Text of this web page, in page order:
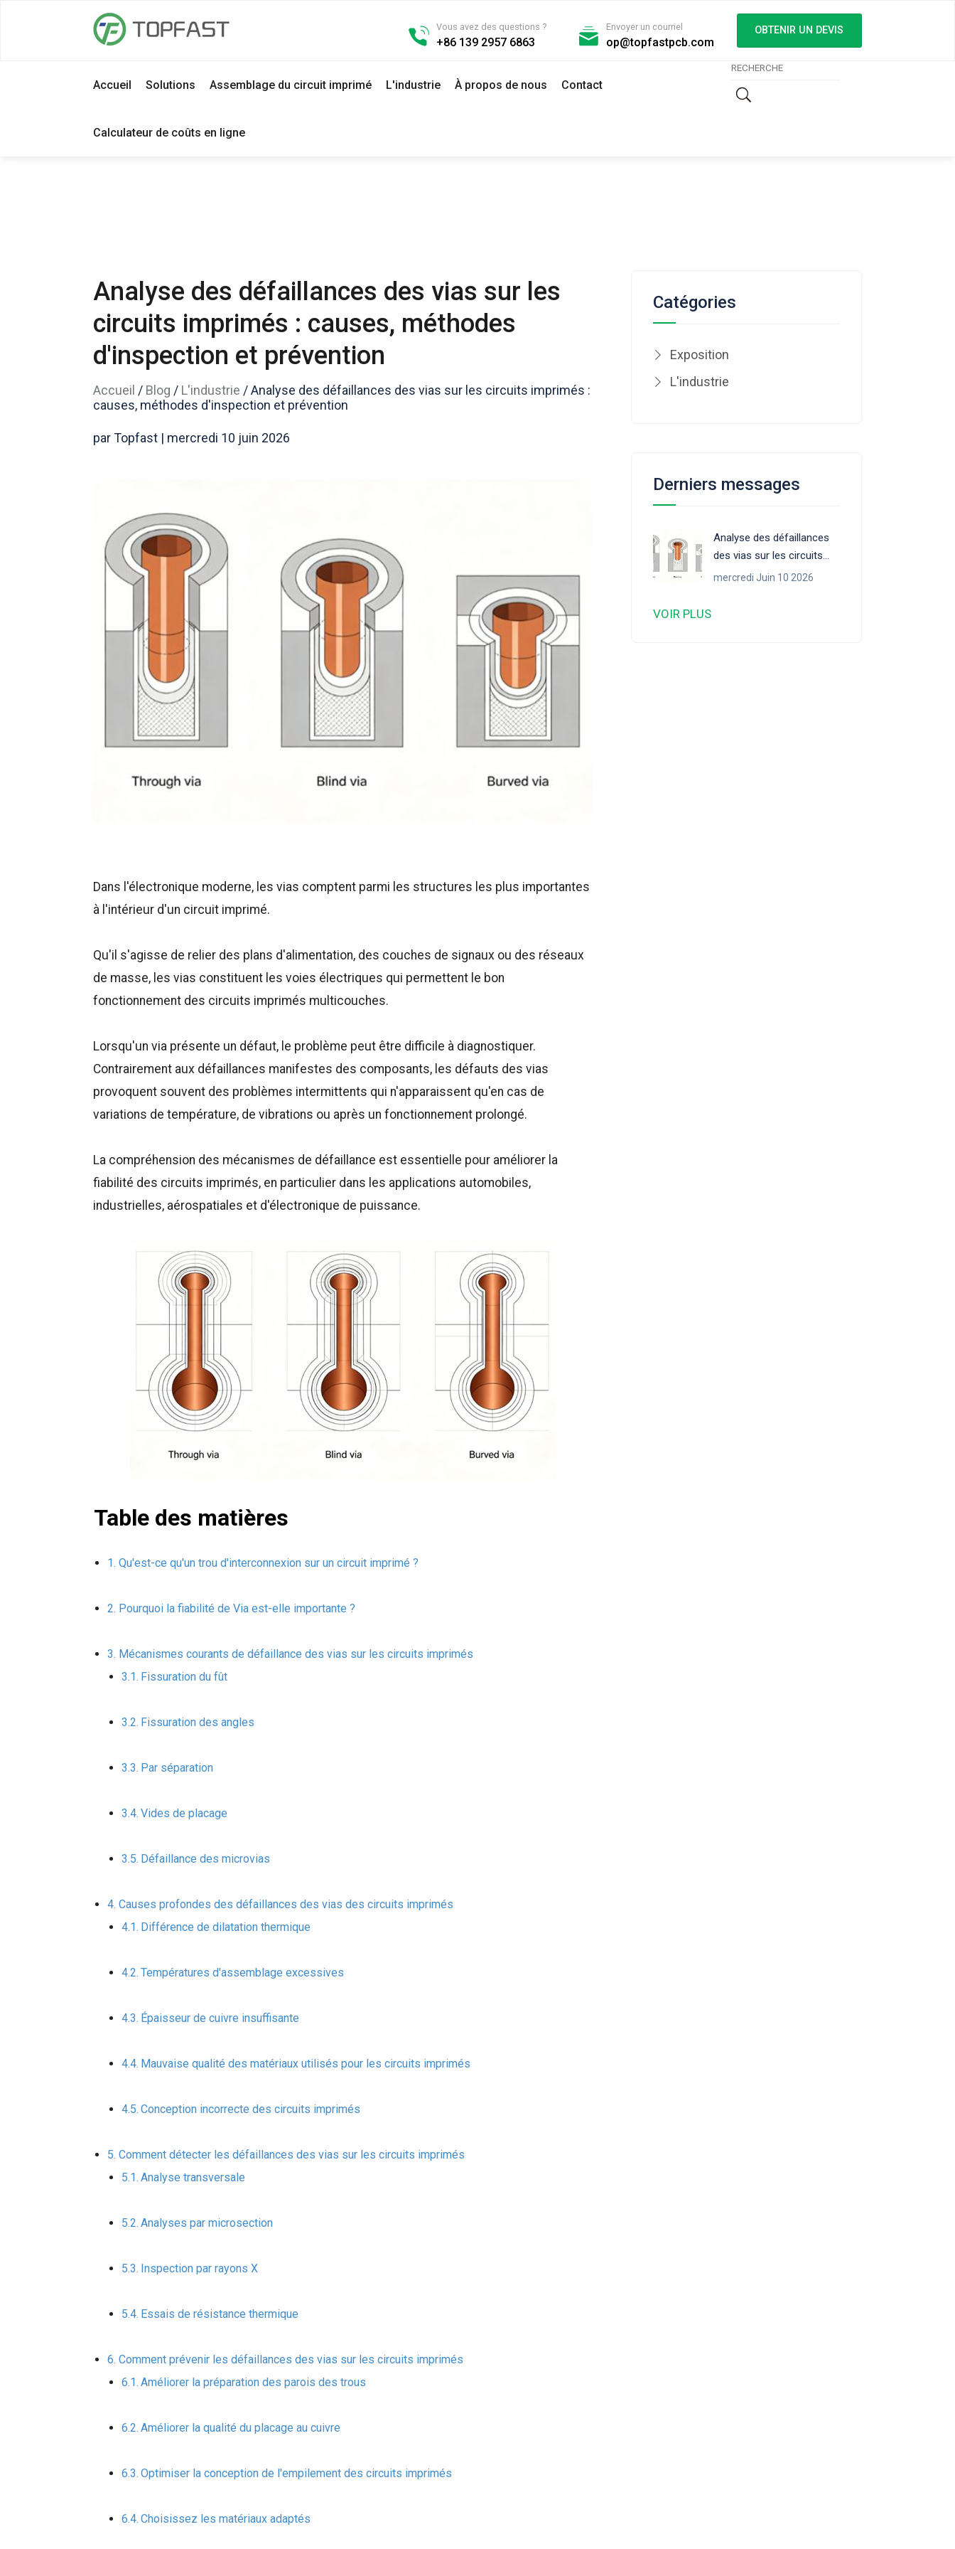
Vous avez des questions ?
+86 139 2957 6863
Envoyer un courriel
op@topfastpcb.com
OBTENIR UN DEVIS
Accueil Solutions Assemblage du circuit imprimé L'industrie À propos de nous Contact
Calculateur de coûts en ligne
Analyse des défaillances des vias sur les
circuits imprimés : causes, méthodes
d'inspection et prévention
Accueil / Blog / L'industrie /Analyse des défaillances des vias sur les circuits imprimés :
causes, méthodes d'inspection et prévention
par Topfast | mercredi 10 juin 2026
Dans l'électronique moderne, les vias comptent parmi les structures les plus importantes
à l'intérieur d'un circuit imprimé.
Qu'il s'agisse de relier des plans d'alimentation, des couches de signaux ou des réseaux
de masse, les vias constituent les voies électriques qui permettent le bon
fonctionnement des circuits imprimés multicouches.
Lorsqu'un via présente un défaut, le problème peut être difficile à diagnostiquer.
Contrairement aux défaillances manifestes des composants, les défauts des vias
provoquent souvent des problèmes intermittents qui n'apparaissent qu'en cas de
variations de température, de vibrations ou après un fonctionnement prolongé.
La compréhension des mécanismes de défaillance est essentielle pour améliorer la
fiabilité des circuits imprimés, en particulier dans les applications automobiles,
industrielles, aérospatiales et d'électronique de puissance.
Table des matières
Qu'est-ce qu'un trou d'interconnexion sur un circuit imprimé ?
Pourquoi la fiabilité de Via est-elle importante ?
Mécanismes courants de défaillance des vias sur les circuits imprimés
Fissuration du fût
Fissuration des angles
Par séparation
Vides de placage
Défaillance des microvias
Causes profondes des défaillances des vias des circuits imprimés
Différence de dilatation thermique
Températures d'assemblage excessives
Épaisseur de cuivre insuffisante
Mauvaise qualité des matériaux utilisés pour les circuits imprimés
Conception incorrecte des circuits imprimés
Comment détecter les défaillances des vias sur les circuits imprimés
Analyse transversale
Analyses par microsection
Inspection par rayons X
Essais de résistance thermique
Comment prévenir les défaillances des vias sur les circuits imprimés
Améliorer la préparation des parois des trous
Améliorer la qualité du placage au cuivre
Optimiser la conception de l'empilement des circuits imprimés
Choisissez les matériaux adaptés
Catégories
Exposition
L'industrie
Derniers messages
Analyse des défaillances
des vias sur les circuits
imprimés : causes,
mercredi Juin 10 2026
VOIR PLUS